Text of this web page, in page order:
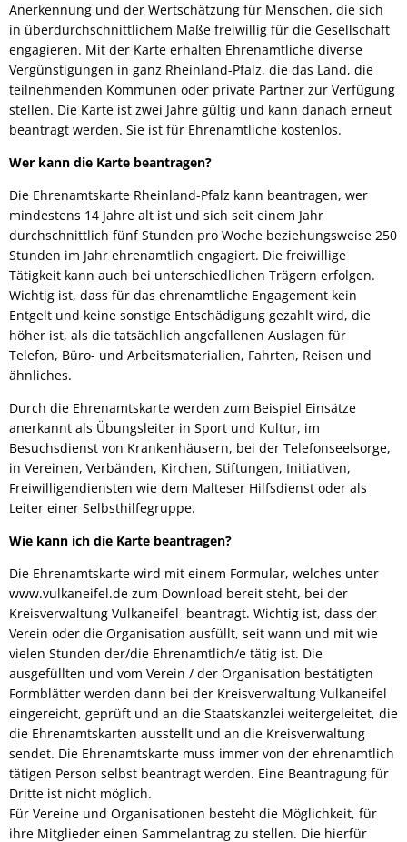
Anerkennung und der Wertschätzung für Menschen, die sich
in überdurchschnittlichem Maße freiwillig für die Gesellschaft
engagieren. Mit der Karte erhalten Ehrenamtliche diverse
Vergünstigungen in ganz Rheinland-Pfalz, die das Land, die
teilnehmenden Kommunen oder private Partner zur Verfügung
stellen. Die Karte ist zwei Jahre gültig und kann danach erneut
beantragt werden. Sie ist für Ehrenamtliche kostenlos.
Wer kann die Karte beantragen?
Die Ehrenamtskarte Rheinland-Pfalz kann beantragen, wer
mindestens 14 Jahre alt ist und sich seit einem Jahr
durchschnittlich fünf Stunden pro Woche beziehungsweise 250
Stunden im Jahr ehrenamtlich engagiert. Die freiwillige
Tätigkeit kann auch bei unterschiedlichen Trägern erfolgen.
Wichtig ist, dass für das ehrenamtliche Engagement kein
Entgelt und keine sonstige Entschädigung gezahlt wird, die
höher ist, als die tatsächlich angefallenen Auslagen für
Telefon, Büro- und Arbeitsmaterialien, Fahrten, Reisen und
ähnliches.
Durch die Ehrenamtskarte werden zum Beispiel Einsätze
anerkannt als Übungsleiter in Sport und Kultur, im
Besuchsdienst von Krankenhäusern, bei der Telefonseelsorge,
in Vereinen, Verbänden, Kirchen, Stiftungen, Initiativen,
Freiwilligendiensten wie dem Malteser Hilfsdienst oder als
Leiter einer Selbsthilfegruppe.
Wie kann ich die Karte beantragen?
Die Ehrenamtskarte wird mit einem Formular, welches unter
www.vulkaneifel.de zum Download bereit steht, bei der
Kreisverwaltung Vulkaneifel beantragt. Wichtig ist, dass der
Verein oder die Organisation ausfüllt, seit wann und mit wie
vielen Stunden der/die Ehrenamtlich/e tätig ist. Die
ausgefüllten und vom Verein / der Organisation bestätigten
Formblätter werden dann bei der Kreisverwaltung Vulkaneifel
eingereicht, geprüft und an die Staatskanzlei weitergeleitet, die
die Ehrenamtskarten ausstellt und an die Kreisverwaltung
sendet. Die Ehrenamtskarte muss immer von der ehrenamtlich
tätigen Person selbst beantragt werden. Eine Beantragung für
Dritte ist nicht möglich.
Für Vereine und Organisationen besteht die Möglichkeit, für
ihre Mitglieder einen Sammelantrag zu stellen. Die hierfür